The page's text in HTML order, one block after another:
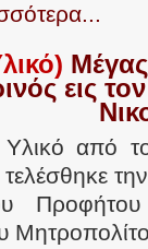
εις
από